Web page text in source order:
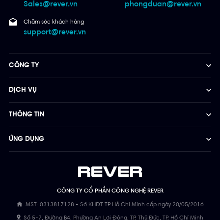
Sales@rever.vn phongduan@rever.vn
Chăm sóc khách hàng
support@rever.vn
CÔNG TY CỔ PHẦN CÔNG NGHỆ REVER
MST: 0313817128 - Sở KHĐT TP Hồ Chí Minh cấp ngày 20/05/2016
Số 5-7, Đường B4, Phường An Lợi Đông, TP. Thủ Đức, TP. Hồ Chí Minh
CÔNG TY
DỊCH VỤ
THÔNG TIN
ỨNG DỤNG